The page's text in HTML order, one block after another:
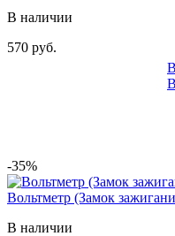
В наличии
570 руб.
-35%
Вольтметр (Замок
В наличии